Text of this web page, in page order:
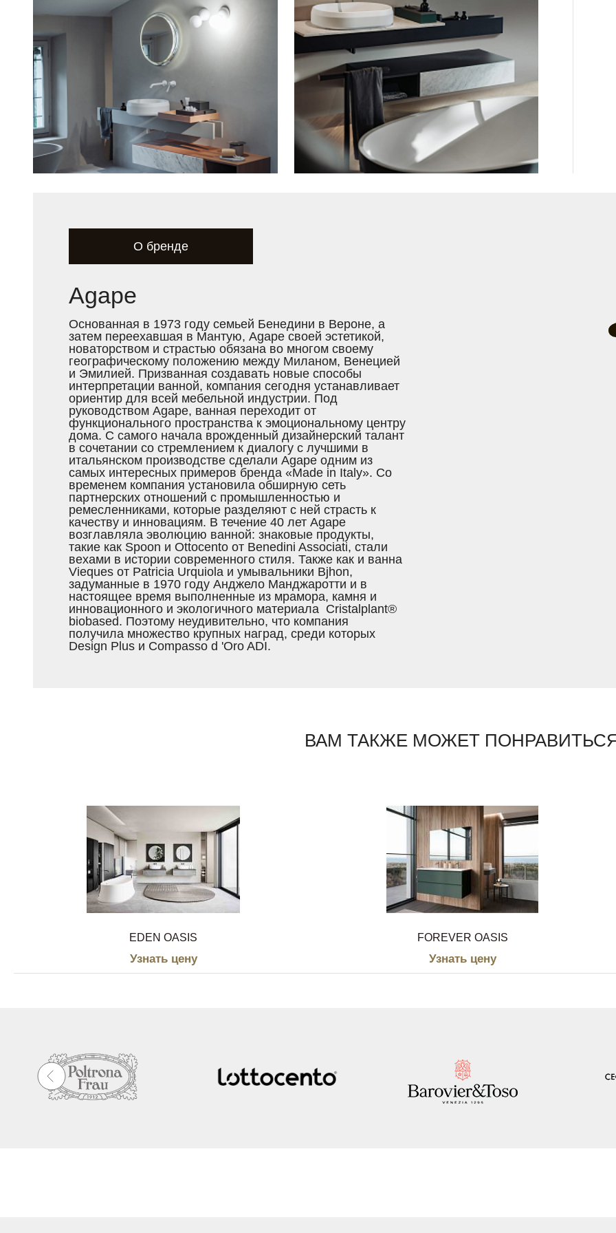
О бренде
Agape
Основанная в 1973 году семьей Бенедини в Вероне, а
затем переехавшая в Мантую, Agape своей эстетикой,
новаторством и страстью обязана во многом своему
географическому положению между Миланом, Венецией
и Эмилией. Призванная создавать новые способы
интерпретации ванной, компания сегодня устанавливает
ориентир для всей мебельной индустрии. Под
руководством Agape, ванная переходит от
функционального пространства к эмоциональному центру
дома. С самого начала врожденный дизайнерский талант
в сочетании со стремлением к диалогу с лучшими в
итальянском производстве сделали Agape одним из
самых интересных примеров бренда «Made in Italy». Со
временем компания установила обширную сеть
партнерских отношений с промышленностью и
ремесленниками, которые разделяют с ней страсть к
качеству и инновациям. В течение 40 лет Agape
возглавляла эволюцию ванной: знаковые продукты,
такие как Spoon и Ottocento от Benedini Associati, стали
вехами в истории современного стиля. Также как и ванна
Vieques от Patricia Urquiola и умывальники Bjhon,
задуманные в 1970 году Анджело Манджаротти и в
настоящее время выполненные из мрамора, камня и
инновационного и экологичного материала Cristalplant®
biobased. Поэтому неудивительно, что компания
получила множество крупных наград, среди которых
Design Plus и Compasso d 'Oro ADI.
ВАМ ТАКЖЕ МОЖЕТ
EDEN OASIS
Узнать цену
FOREVER OASIS
Узнать цену